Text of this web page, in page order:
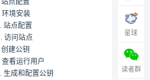
环境安装
站点配置
访问站点
建公钥
查看运行用户
生成和配置公钥
星球
读者群